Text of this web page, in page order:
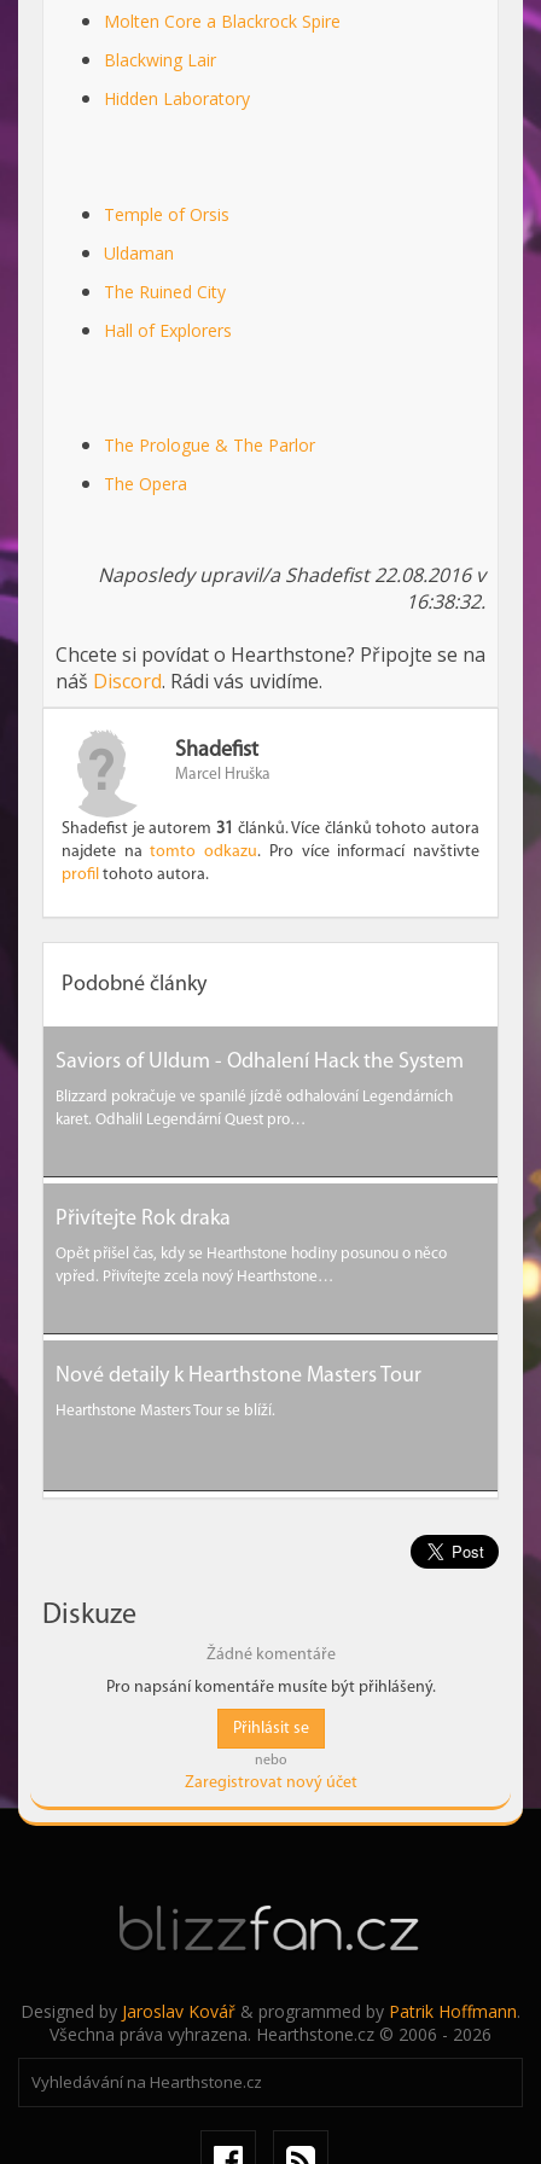
Molten Core a Blackrock Spire
Blackwing Lair
Hidden Laboratory
Temple of Orsis
Uldaman
The Ruined City
Hall of Explorers
The Prologue & The Parlor
The Opera
Naposledy upravil/a Shadefist 22.08.2016 v
16:38:32.
Chcete si povídat o Hearthstone? Připojte se na
náš Discord. Rádi vás uvidíme.
Shadefist
Marcel Hruška
Shadefist je autorem 31 článků. Více článků tohoto autora
najdete natomto odkazu. Pro více informací navštivte
profil tohoto autora.
Podobné články
Saviors of Uldum - Odhalení Hack the System
Blizzard pokračuje ve spanilé jízdě odhalování Legendárních
karet. Odhalil Legendární Quest pro…
Přivítejte Rok draka
Opět přišel čas, kdy se Hearthstone hodiny posunou o něco
vpřed. Přivítejte zcela nový Hearthstone…
Nové detaily k Hearthstone Masters Tour
Hearthstone Masters Tour se blíží.
Diskuze
Žádné komentáře
Pro napsání komentáře musíte být přihlášený.
Přihlásit se
nebo
Zaregistrovat nový účet
Designed by Jaroslav Kovář & programmed by Patrik Hoffmann.
Všechna práva vyhrazena. Hearthstone.cz © 2006 - 2026